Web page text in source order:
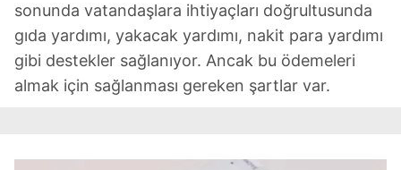
sonunda vatandaşlara ihtiyaçları doğrultusunda
gıda yardımı, yakacak yardımı, nakit para yardımı
gibi destekler sağlanıyor. Ancak bu ödemeleri
almak için sağlanması gereken şartlar var.